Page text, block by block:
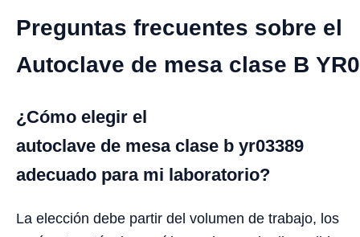
Preguntas frecuentes sobre el
Autoclave de mesa clase B
¿Cómo elegir el
autoclave de mesa clase b yr03389
adecuado para mi laboratorio?
La elección debe partir del volumen de trabajo, los